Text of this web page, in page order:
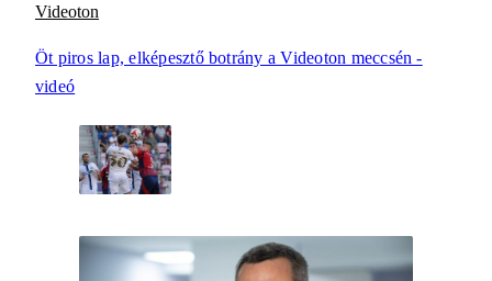
Videoton
Öt piros lap, elképesztő botrány a Videoton meccsén -
videó